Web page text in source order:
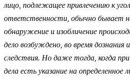
лицо, подлежащее привлечению к
ответственности, обычно бывает
обнаружение и изобличение
дело возбуждено, во время дознания
следствия. Но даже тогда, когда
дела есть указание на определенное